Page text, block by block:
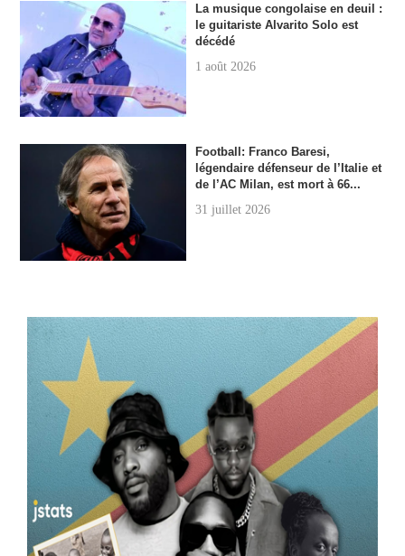
La musique congolaise en deuil :
le guitariste Alvarito Solo est
décédé
1 août 2026
Football: Franco Baresi,
légendaire défenseur de l’Italie et
de l’AC Milan, est mort à 66...
31 juillet 2026